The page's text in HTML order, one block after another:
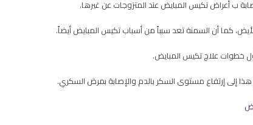
ب أعراض تكيس المبايض عند المتزوجات عن غيرها.
كما أن السمنة تعد سبباً من أسباب تكيس المبايض أيضاً.
خطوات علاج تكيس المبايض.
إلى إرتفاع مستوى السكر بالدم والإصابة بمرض السكري.​